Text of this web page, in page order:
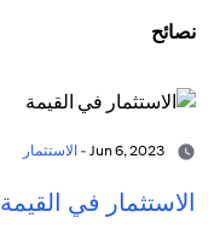
نصائح
الاستثمار
الاستثمار في القيمة